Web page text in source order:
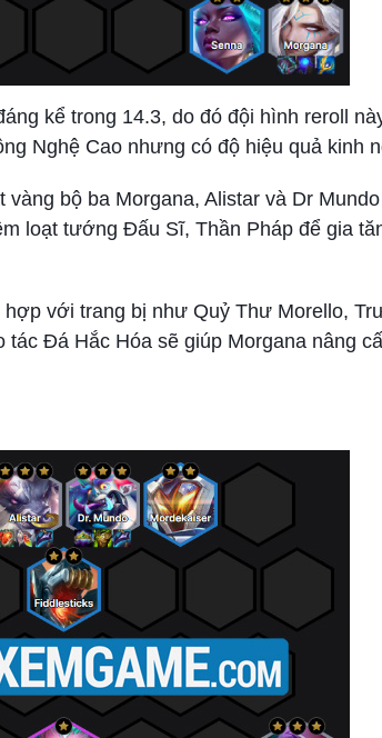
kể trong 14.3, do đó đội hình reroll
Nghệ Cao nhưng có độ hiệu quả kinh
bộ ba Morgana, Alistar và Dr
loạt tướng Đấu Sĩ, Thần Pháp để gia
với trang bị như Quỷ Thư Morello,
Đá Hắc Hóa sẽ giúp Morgana nâng